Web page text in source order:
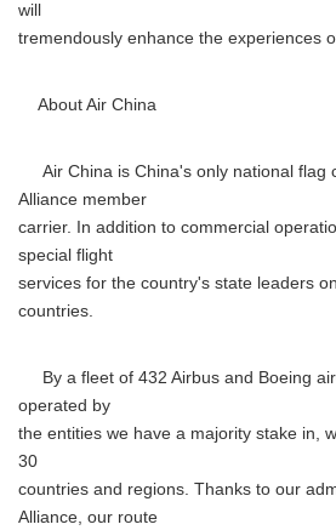
will
tremendously enhance the experiences
About Air China
Air China is China's only national flag
Alliance member
carrier. In addition to commercial
special flight
services for the country's state leaders
countries.
By a fleet of 432 Airbus and Boeing
operated by
the entities we have a majority stake in,
30
countries and regions. Thanks to our
Alliance, our route